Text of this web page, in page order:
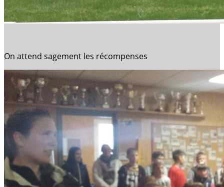
On attend sagement les récompenses